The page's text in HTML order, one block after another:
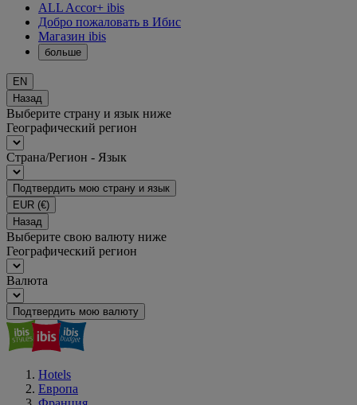
ALL Accor+ ibis
Добро пожаловать в Ибис
Магазин ibis
больше
EN
Назад
Выберите страну и язык ниже
Географический регион
Страна/Регион - Язык
Подтвердить мою страну и язык
EUR (€)
Назад
Выберите свою валюту ниже
Географический регион
Валюта
Подтвердить мою валюту
Hotels
Европа